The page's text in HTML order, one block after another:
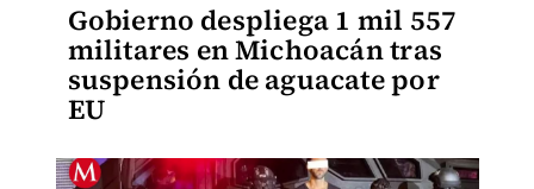
Gobierno despliega 1 mil 557
militares en Michoacán tras
suspensión de aguacate por
EU